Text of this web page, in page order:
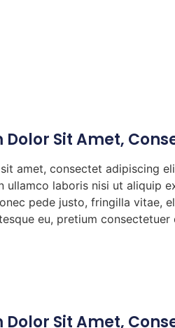
Sit Amet,
amet, consectet adipiscing
ullamco laboris nisi ut aliquip
pede justo, fringilla vitae,
eu, pretium consectetuer
Sit Amet,